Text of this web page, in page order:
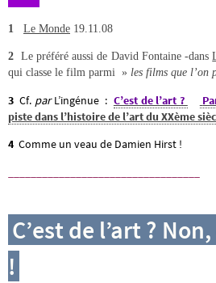
1 Le Monde 19.11.08
2 Le préféré aussi de David Fontaine -dans
qui classe le film parmi » les films que l’on
3 Cf. parL’ingénue : C’est de l’art ?
piste dans l’histoire de l’art du XXème
4 Comme un veau de Damien Hirst !
C’est de l’art ?
!